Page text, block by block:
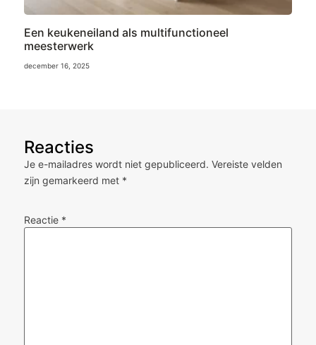
Een keukeneiland als multifunctioneel
meesterwerk
december 16, 2025
Reacties
Je e-mailadres wordt niet gepubliceerd. Vereiste velden
zijn gemarkeerd met *
Reactie *